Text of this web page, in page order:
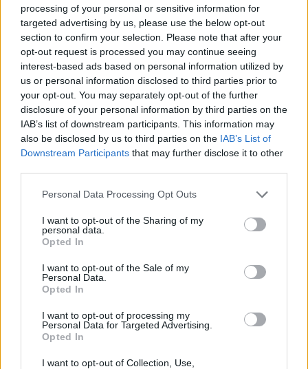
processing of your personal or sensitive information for
targeted advertising by us, please use the below opt-out
section to confirm your selection. Please note that after your
opt-out request is processed you may continue seeing
interest-based ads based on personal information utilized by
us or personal information disclosed to third parties prior to
your opt-out. You may separately opt-out of the further
disclosure of your personal information by third parties on the
IAB’s list of downstream participants. This information may
also be disclosed by us to third parties on the IAB’s List of
Downstream Participants that may further disclose it to other
Personal Data Processing Opt Outs
I want to opt-out of the Sharing of my
personal data.
Opted In
I want to opt-out of the Sale of my
Personal Data.
Opted In
I want to opt-out of processing my
Personal Data for Targeted Advertising.
Opted In
I want to opt-out of Collection, Use,
Trasporti, Gadda: “A Malpensa costi del
carburante fuori controllo. Rischi per
voli, imprese e lavoro: servono interventi
immediati”